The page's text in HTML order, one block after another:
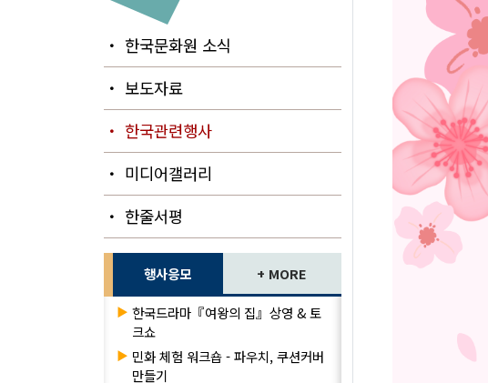
・ 한국문화원 소식
・ 보도자료
・ 한국관련행사
・ 미디어갤러리
・ 한줄서평
행사응모 + MORE
▶ 한국드라마『여왕의 집』상영 & 토
크쇼
▶ 민화 체험 워크숍 - 파우치, 쿠션커버
만들기